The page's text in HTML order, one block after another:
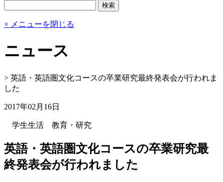
× メニューを閉じる
ニュース
> 英語・英語圏文化コースの卒業研究最終発表会が行われま
した
2017年02月16日
学生生活 教育・研究
英語・英語圏文化コースの卒業研究最
終発表会が行われました